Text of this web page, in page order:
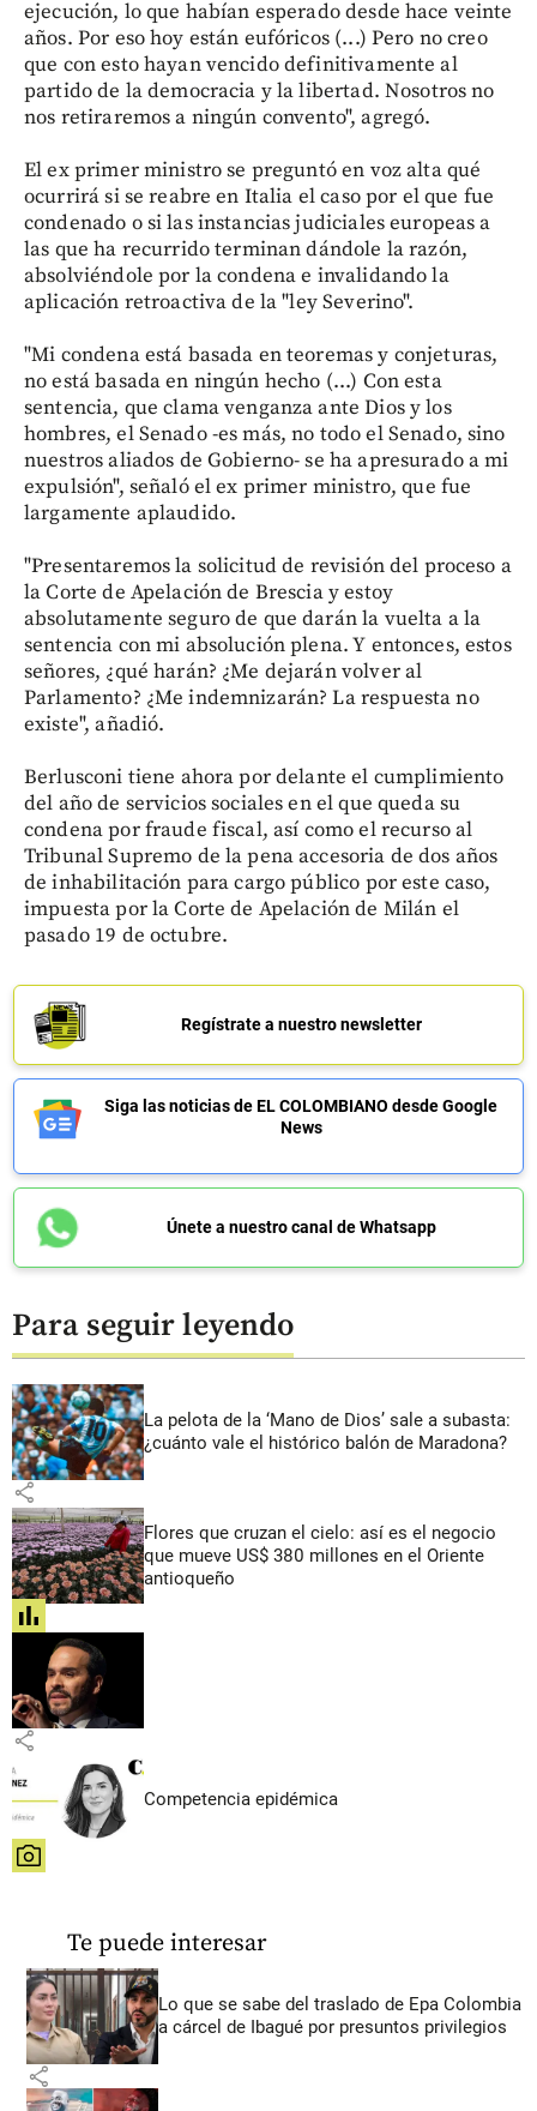
ejecución, lo que habían esperado desde hace veinte
años. Por eso hoy están eufóricos (...) Pero no creo
que con esto hayan vencido definitivamente al
partido de la democracia y la libertad. Nosotros no
nos retiraremos a ningún convento", agregó.
El ex primer ministro se preguntó en voz alta qué
ocurrirá si se reabre en Italia el caso por el que fue
condenado o si las instancias judiciales europeas a
las que ha recurrido terminan dándole la razón,
absolviéndole por la condena e invalidando la
aplicación retroactiva de la "ley Severino".
"Mi condena está basada en teoremas y conjeturas,
no está basada en ningún hecho (...) Con esta
sentencia, que clama venganza ante Dios y los
hombres, el Senado -es más, no todo el Senado, sino
nuestros aliados de Gobierno- se ha apresurado a mi
expulsión", señaló el ex primer ministro, que fue
largamente aplaudido.
"Presentaremos la solicitud de revisión del proceso a
la Corte de Apelación de Brescia y estoy
absolutamente seguro de que darán la vuelta a la
sentencia con mi absolución plena. Y entonces, estos
señores, ¿qué harán? ¿Me dejarán volver al
Parlamento? ¿Me indemnizarán? La respuesta no
existe", añadió.
Berlusconi tiene ahora por delante el cumplimiento
del año de servicios sociales en el que queda su
condena por fraude fiscal, así como el recurso al
Tribunal Supremo de la pena accesoria de dos años
de inhabilitación para cargo público por este caso,
impuesta por la Corte de Apelación de Milán el
pasado 19 de octubre.
Regístrate a nuestro newsletter
Siga las noticias de EL COLOMBIANO desde Google
News
Únete a nuestro canal de Whatsapp
Para seguir leyendo
La pelota de la ‘Mano de Dios’ sale a subasta:
¿cuánto vale el histórico balón de Maradona?
share
Flores que cruzan el cielo: así es el negocio
que mueve US$ 380 millones en el Oriente
antioqueño
share
share
Competencia epidémica
share
Te puede interesar
Lo que se sabe del traslado de Epa Colombia
a cárcel de Ibagué por presuntos privilegios
share